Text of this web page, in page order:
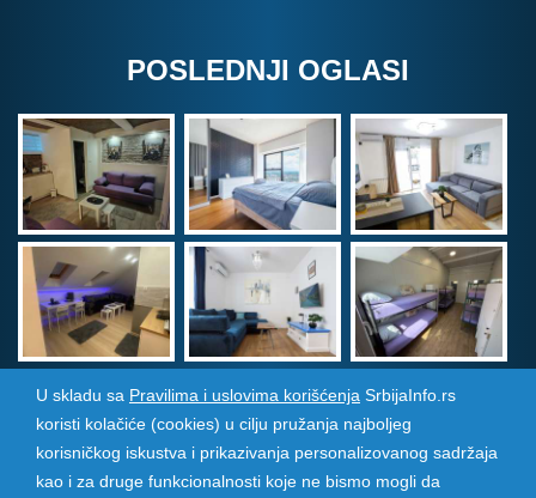
POSLEDNJI OGLASI
Srbija Info©2026. Sva prava zadržana. Pogledajte i
pozarevacinfo.rs
U skladu sa Pravilima i uslovima korišćenja SrbijaInfo.rs
koristi kolačiće (cookies) u cilju pružanja najboljeg
korisničkog iskustva i prikazivanja personalizovanog sadržaja
kao i za druge funkcionalnosti koje ne bismo mogli da